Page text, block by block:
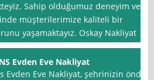
Sahip olduğumuz deneyim ve
müşterilerimize kaliteli bir
yaşamaktayız. Oskay Nakliyat
Evden Eve Nakliyat
Evden Eve Nakliyat, şehrinizin önde